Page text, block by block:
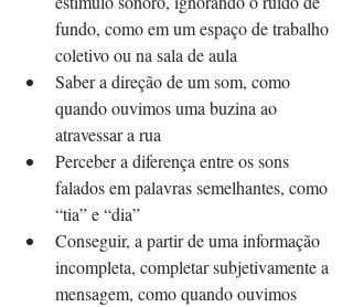
fundo, como em um espaço de trabalho
coletivo ou na sala de aula
Saber a direção de um som, como
quando ouvimos uma buzina ao
atravessar a rua
Perceber a diferença entre os sons
falados em palavras semelhantes, como
“tia” e “dia”
Conseguir, a partir de uma informação
incompleta, completar subjetivamente a
mensagem, como quando ouvimos